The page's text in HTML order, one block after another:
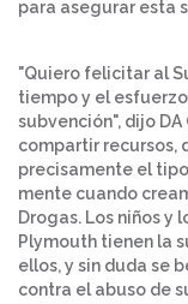
para asegurar esta
"Quiero felicitar al
tiempo y el
subvención", dijo DA
compartir recursos,
precisamente el
mente cuando
Drogas. Los niños y
Plymouth tienen la
ellos, y sin duda se
contra el abuso de